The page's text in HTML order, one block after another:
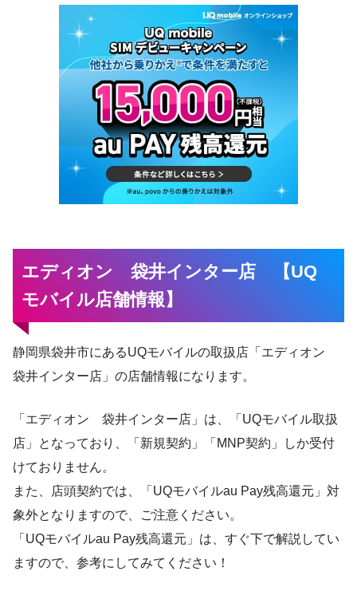
エディオン 袋井インター店 【UQ
モバイル店舗情報】
静岡県袋井市にあるUQモバイルの取扱店「エディオン
袋井インター店」の店舗情報になります。
「エディオン 袋井インター店」は、「UQモバイル取扱
店」となっており、「新規契約」「MNP契約」しか受付
けておりません。
また、店頭契約では、「UQモバイルau Pay残高還元」対
象外となりますので、ご注意ください。
「UQモバイルau Pay残高還元」は、すぐ下で解説してい
ますので、参考にしてみてください！